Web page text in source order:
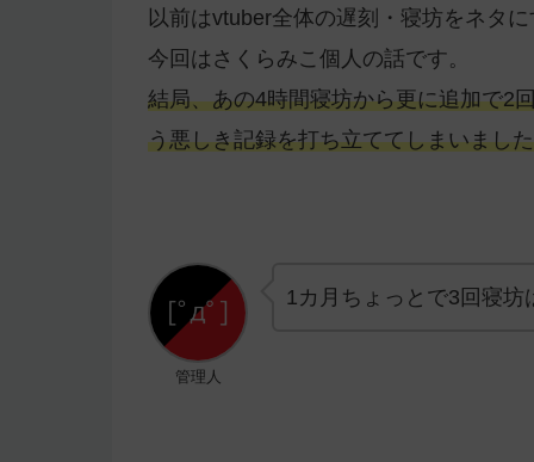
以前はvtuber全体の遅刻・寝坊をネタ
今回はさくらみこ個人の話です。
結局、あの4時間寝坊から更に追加で2
う悪しき記録を打ち立ててしまいまし
管理人
1カ月ちょっとで3回寝